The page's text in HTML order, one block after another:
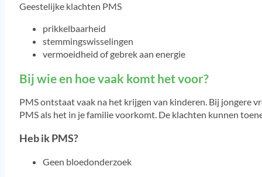
Geestelijke klachten PMS
prikkelbaarheid
stemmingswisselingen
vermoeidheid of gebrek aan energie
Bij wie en hoe vaak komt het voor?
PMS ontstaat vaak na het krijgen van kinderen. Bij jongere
PMS als het in je familie voorkomt. De klachten kunnen
Heb ik PMS?
Geen bloedonderzoek